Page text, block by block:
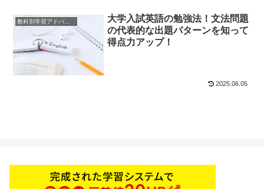
教科別学習アドバイス
大学入試英語の勉強法！文法問題
の代表的な出題パターンを知って
得点力アップ！
2025.06.05